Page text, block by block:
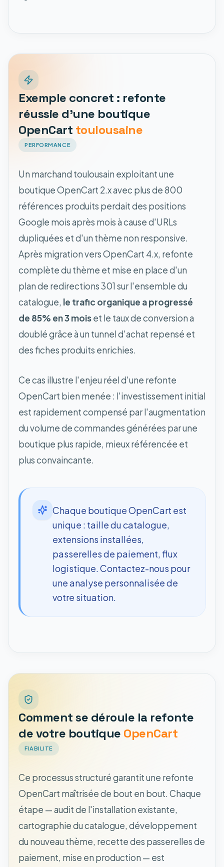
Exemple concret : refonte
réussie d'une boutique
OpenCart toulousaine
PERFORMANCE
Un marchand toulousain exploitant une
boutique OpenCart 2.x avec plus de 800
références produits perdait des positions
Google mois après mois à cause d'URLs
dupliquées et d'un thème non responsive.
Après migration vers OpenCart 4.x, refonte
complète du thème et mise en place d'un
plan de redirections 301 sur l'ensemble du
catalogue, le trafic organique a progressé
de 85% en 3 moiset le taux de conversion a
doublé grâce à un tunnel d'achat repensé et
des fiches produits enrichies.
Ce cas illustre l'enjeu réel d'une refonte
OpenCart bien menée : l'investissement initial
est rapidement compensé par l'augmentation
du volume de commandes générées par une
boutique plus rapide, mieux référencée et
plus convaincante.
Chaque boutique OpenCart est
unique : taille du catalogue,
extensions installées,
passerelles de paiement, flux
logistique. Contactez-nous pour
une analyse personnalisée de
votre situation.
Comment se déroule la refonte
de votre boutique OpenCart
FIABILITE
Ce processus structuré garantit une refonte
OpenCart maîtrisée de bout en bout. Chaque
étape — audit de l'installation existante,
cartographie du catalogue, développement
du nouveau thème, recette des passerelles de
paiement, mise en production — est